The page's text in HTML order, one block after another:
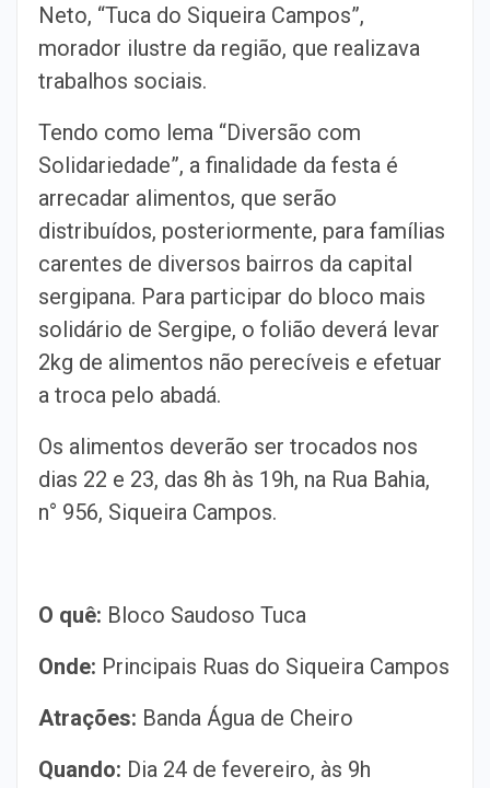
Neto, “Tuca do Siqueira Campos”,
morador ilustre da região, que realizava
trabalhos sociais.
Tendo como lema “Diversão com
Solidariedade”, a finalidade da festa é
arrecadar alimentos, que serão
distribuídos, posteriormente, para famílias
carentes de diversos bairros da capital
sergipana. Para participar do bloco mais
solidário de Sergipe, o folião deverá levar
2kg de alimentos não perecíveis e efetuar
a troca pelo abadá.
Os alimentos deverão ser trocados nos
dias 22 e 23, das 8h às 19h, na Rua Bahia,
n° 956, Siqueira Campos.
O quê: Bloco Saudoso Tuca
Onde: Principais Ruas do Siqueira Campos
Atrações: Banda Água de Cheiro
Quando: Dia 24 de fevereiro, às 9h